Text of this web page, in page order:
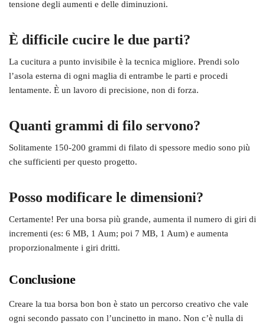
tensione degli aumenti e delle diminuzioni.
È difficile cucire le due parti?
La cucitura a punto invisibile è la tecnica migliore. Prendi solo
l’asola esterna di ogni maglia di entrambe le parti e procedi
lentamente. È un lavoro di precisione, non di forza.
Quanti grammi di filo servono?
Solitamente 150-200 grammi di filato di spessore medio sono più
che sufficienti per questo progetto.
Posso modificare le dimensioni?
Certamente! Per una borsa più grande, aumenta il numero di giri di
incrementi (es: 6 MB, 1 Aum; poi 7 MB, 1 Aum) e aumenta
proporzionalmente i giri dritti.
Conclusione
Creare la tua borsa bon bon è stato un percorso creativo che vale
ogni secondo passato con l’uncinetto in mano. Non c’è nulla di